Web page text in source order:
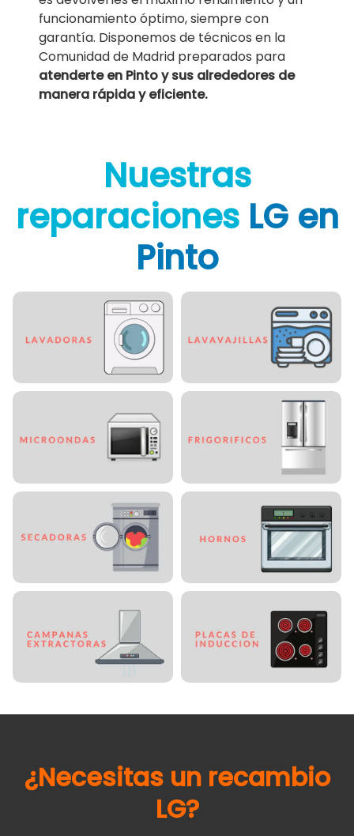
funcionamiento óptimo, siempre con
garantía. Disponemos de técnicos en la
Comunidad de Madrid preparados para
atenderte en Pinto y sus alrededores de
manera rápida y eficiente.
Nuestras
reparaciones LG en
Pinto
¿Necesitas un recambio
LG?